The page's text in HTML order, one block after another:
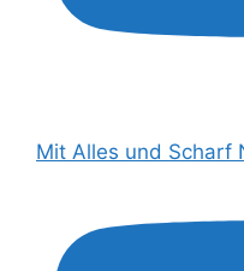
Mit Alles und Scharf